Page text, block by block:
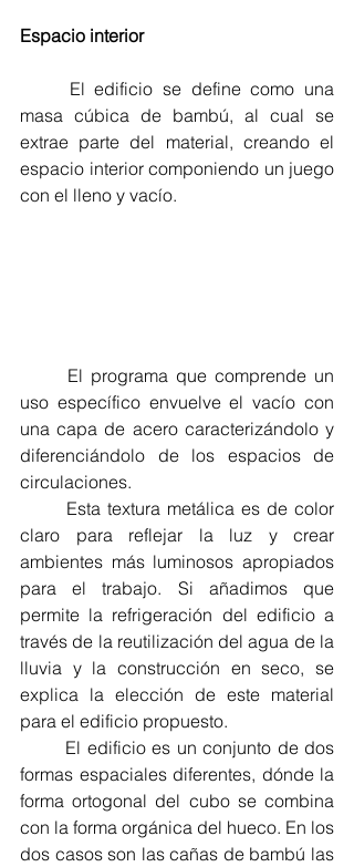
Espacio interior
masa cúbica de bambú, al cual se
extrae parte del material, creando el
espacio interior componiendo un juego
con el lleno y vacío.
uso específico envuelve el vacío con
una capa de acero caracterizándolo y
diferenciándolo de los espacios de
circulaciones.
claro para reflejar la luz y crear
ambientes más luminosos apropiados
para el trabajo. Si añadimos que
permite la refrigeración del edificio a
través de la reutilización del agua de la
lluvia y la construcción en seco, se
explica la elección de este material
para el edificio propuesto.
formas espaciales diferentes, dónde la
forma ortogonal del cubo se combina
con la forma orgánica del hueco. En los
dos casos son las cañas de bambú las